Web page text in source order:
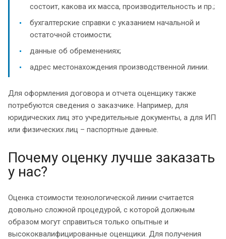
состоит, какова их масса, производительность и пр.;
бухгалтерские справки с указанием начальной и
остаточной стоимости;
данные об обременениях;
адрес местонахождения производственной линии.
Для оформления договора и отчета оценщику также
потребуются сведения о заказчике. Например, для
юридических лиц это учредительные документы, а для ИП
или физических лиц – паспортные данные.
Почему оценку лучше заказать
у нас?
Оценка стоимости технологической линии считается
довольно сложной процедурой, с которой должным
образом могут справиться только опытные и
высококвалифицированные оценщики. Для получения